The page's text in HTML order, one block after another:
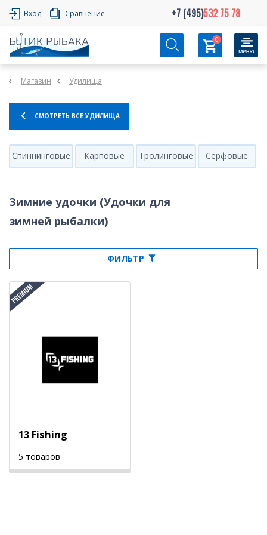
Вход Сравнение +7 (495)532 75 78
0
Магазин Удилища
СМОТРЕТЬ ВСЕ УДИЛИЩА
Спиннинговые Карповые Тролинговые Серфовые
Зимние удочки (Удочки для
зимней рыбалки)
ФИЛЬТР
13 Fishing
5 товаров